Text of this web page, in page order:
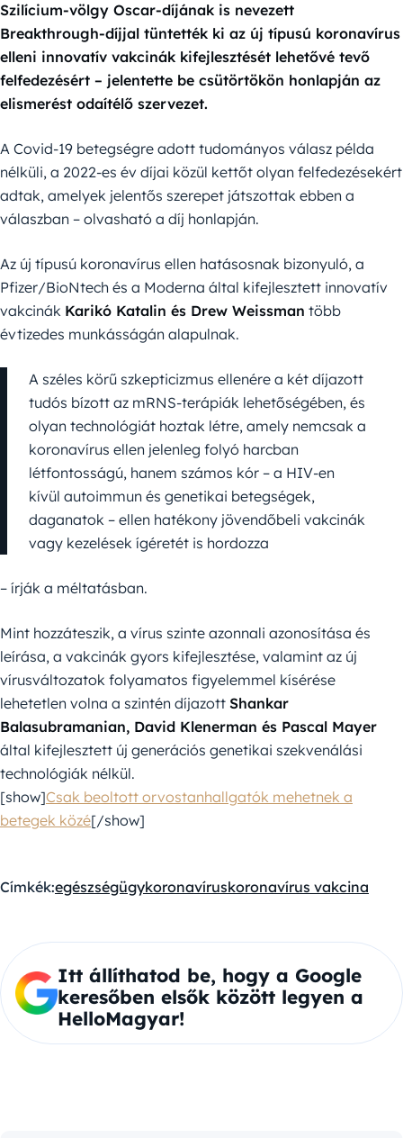
Szilícium-völgy Oscar-díjának is nevezett
Breakthrough-díjjal tüntették ki az új típusú koronavírus
elleni innovatív vakcinák kifejlesztését lehetővé tevő
felfedezésért – jelentette be csütörtökön honlapján az
elismerést odaítélő szervezet.
A Covid-19 betegségre adott tudományos válasz példa
nélküli, a 2022-es év díjai közül kettőt olyan felfedezésekért
adtak, amelyek jelentős szerepet játszottak ebben a
válaszban – olvasható a díj honlapján.
Az új típusú koronavírus ellen hatásosnak bizonyuló, a
Pfizer/BioNtech és a Moderna által kifejlesztett innovatív
vakcinák Karikó Katalin és Drew Weissman több
évtizedes munkásságán alapulnak.
A széles körű szkepticizmus ellenére a két díjazott
tudós bízott az mRNS-terápiák lehetőségében, és
olyan technológiát hoztak létre, amely nemcsak a
koronavírus ellen jelenleg folyó harcban
létfontosságú, hanem számos kór – a HIV-en
kívül autoimmun és genetikai betegségek,
daganatok – ellen hatékony jövendőbeli vakcinák
vagy kezelések ígéretét is hordozza
– írják a méltatásban.
Mint hozzáteszik, a vírus szinte azonnali azonosítása és
leírása, a vakcinák gyors kifejlesztése, valamint az új
vírusváltozatok folyamatos figyelemmel kísérése
lehetetlen volna a szintén díjazott Shankar
Balasubramanian, David Klenerman és Pascal Mayer
által kifejlesztett új generációs genetikai szekvenálási
technológiák nélkül.
[show]Csak beoltott orvostanhallgatók mehetnek a
betegek közé[/show]
Címkék:egészségügykoronavíruskoronavírus vakcina
Itt állíthatod be, hogy a Google
keresőben elsők között legyen a
HelloMagyar!